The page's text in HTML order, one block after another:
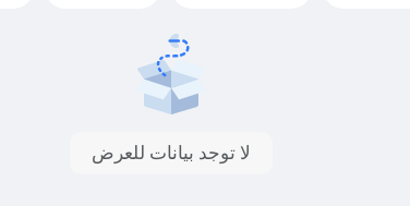
لا توجد بيانات للعرض